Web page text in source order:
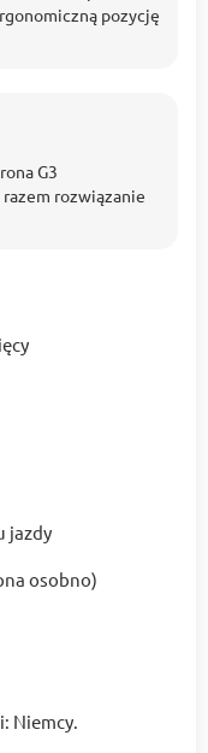
pozycję
G3
razem rozwiązanie
jazdy
osobno)
Niemcy.